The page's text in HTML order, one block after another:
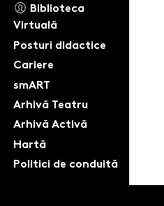
Biblioteca
Virtuală
Posturi didactice
Cariere
smART
Arhivă Teatru
Arhivă Activă
Hartă
Politici de conduită